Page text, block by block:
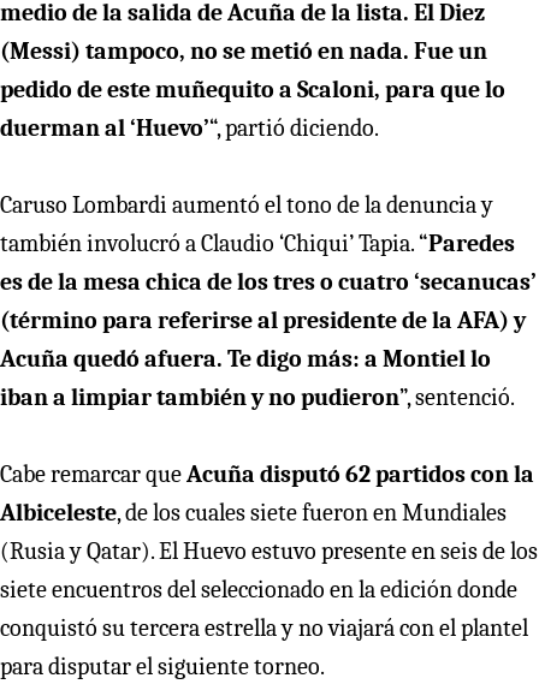
medio de la salida de Acuña de la lista. El Diez
(Messi) tampoco, no se metió en nada. Fue un
pedido de este muñequito a Scaloni, para que lo
duerman al ‘Huevo’“, partió diciendo.
Caruso Lombardi aumentó el tono de la denuncia y
también involucró a Claudio ‘Chiqui’ Tapia. “Paredes
es de la mesa chica de los tres o cuatro ‘secanucas’
(término para referirse al presidente de la AFA) y
Acuña quedó afuera. Te digo más: a Montiel lo
iban a limpiar también y no pudieron”, sentenció.
Cabe remarcar queAcuña disputó 62 partidos con la
Albiceleste, de los cuales siete fueron en Mundiales
(Rusia y Qatar). El Huevo estuvo presente en seis de los
siete encuentros del seleccionado en la edición donde
conquistó su tercera estrella y no viajará con el plantel
para disputar el siguiente torneo.